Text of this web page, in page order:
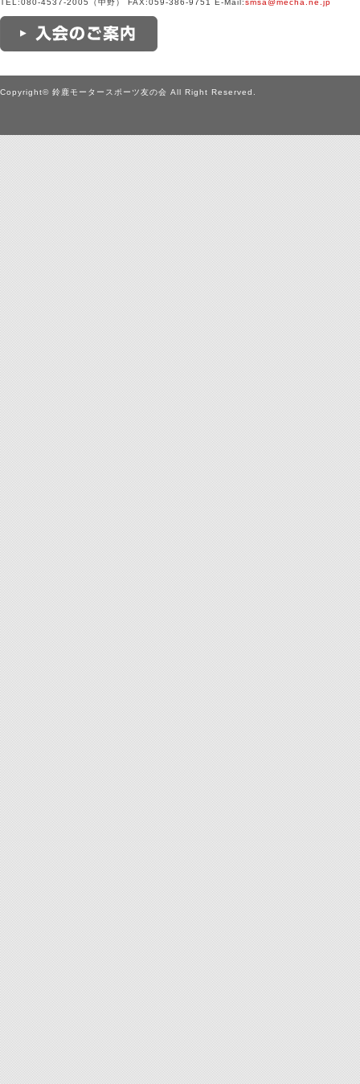
TEL:080-4537-2005（中野） FAX:059-386-9751 E-Mail:smsa@mecha.ne.jp
Copyright© 鈴鹿モータースポーツ友の会 All Right Reserved.